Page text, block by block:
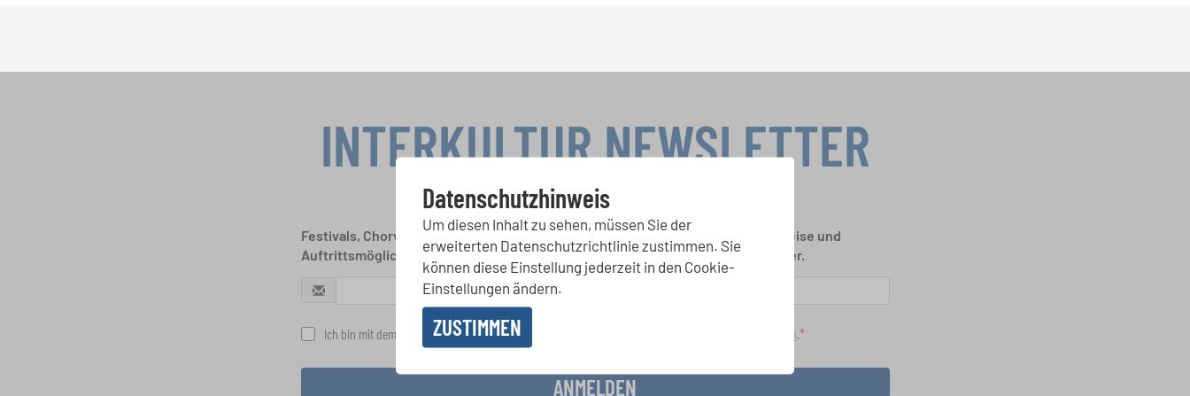
Datenschutzhinweis
Um diesen Inhalt zu sehen, müssen Sie der
erweiterten Datenschutzrichtlinie zustimmen. Sie
können diese Einstellung jederzeit in den Cookie-
Einstellungen ändern.
ZUSTIMMEN
INTERKULTUR NEWSLETTER
Festivals, Chorwettbewerbe, Mitsingprojekte: Besondere Veranstaltungshinweise und
Auftrittsmöglichkeiten bekommen Sie im kostenlosen INTERKULTUR-Newsletter.
Ich bin mit dem Erhalt des Newsletters einverstanden und akzeptiere die Datenschutzbestimmungen.
ANMELDEN